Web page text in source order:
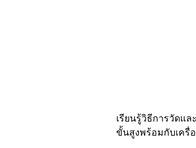
เรียนรู้วิธีการวัดแ
ขั้นสูงพร้อมกับเครื่